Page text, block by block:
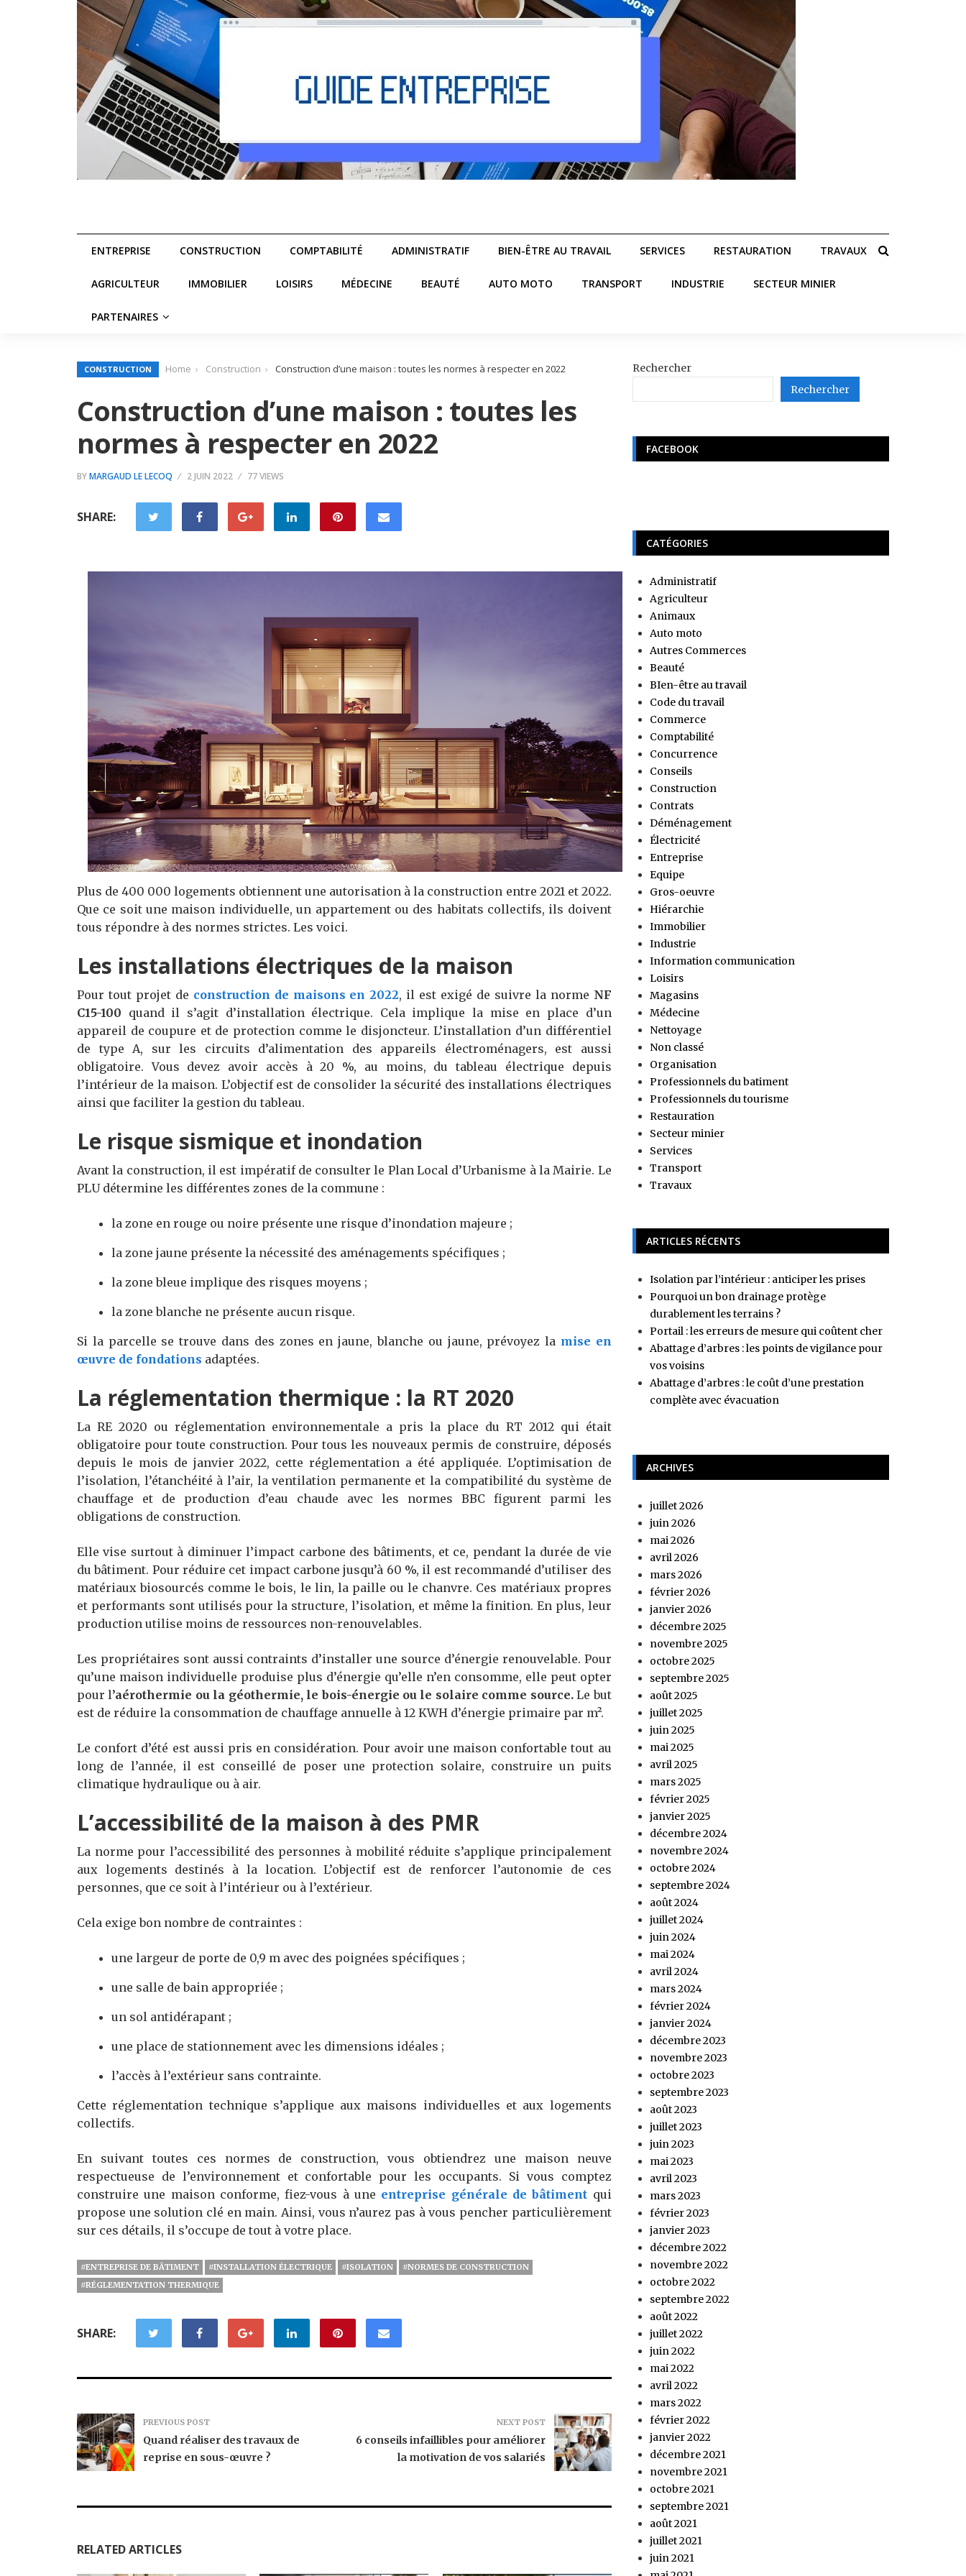
ENTREPRISE CONSTRUCTION COMPTABILITÉ ADMINISTRATIF BIEN-ÊTRE AU TRAVAIL SERVICES RESTAURATION TRAVAUX
AGRICULTEUR IMMOBILIER LOISIRS MÉDECINE BEAUTÉ AUTO MOTO TRANSPORT INDUSTRIE SECTEUR MINIER
PARTENAIRES
CONSTRUCTION Home Construction Construction d’une maison : toutes les normes à respecter en 2022
Construction d’une maison : toutes les
normes à respecter en 2022
BYMARGAUD LE LECOQ 2 JUIN 2022 77 VIEWS
SHARE:
Plus de 400 000 logements obtiennent une autorisation à la construction entre 2021 et 2022.
Que ce soit une maison individuelle, un appartement ou des habitats collectifs, ils doivent
tous répondre à des normes strictes. Les voici.
Les installations électriques de la maison
Pour tout projet de construction de maisons en 2022, il est exigé de suivre la norme NF
C15-100 quand il s’agit d’installation électrique. Cela implique la mise en place d’un
appareil de coupure et de protection comme le disjoncteur. L’installation d’un différentiel
de type A, sur les circuits d’alimentation des appareils électroménagers, est aussi
obligatoire. Vous devez avoir accès à 20 %, au moins, du tableau électrique depuis
l’intérieur de la maison. L’objectif est de consolider la sécurité des installations électriques
ainsi que faciliter la gestion du tableau.
Le risque sismique et inondation
Avant la construction, il est impératif de consulter le Plan Local d’Urbanisme à la Mairie. Le
PLU détermine les différentes zones de la commune :
la zone en rouge ou noire présente une risque d’inondation majeure ;
la zone jaune présente la nécessité des aménagements spécifiques ;
la zone bleue implique des risques moyens ;
la zone blanche ne présente aucun risque.
Si la parcelle se trouve dans des zones en jaune, blanche ou jaune, prévoyez la mise en
œuvre de fondations adaptées.
La réglementation thermique : la RT 2020
La RE 2020 ou réglementation environnementale a pris la place du RT 2012 qui était
obligatoire pour toute construction. Pour tous les nouveaux permis de construire, déposés
depuis le mois de janvier 2022, cette réglementation a été appliquée. L’optimisation de
l’isolation, l’étanchéité à l’air, la ventilation permanente et la compatibilité du système de
chauffage et de production d’eau chaude avec les normes BBC figurent parmi les
obligations de construction.
Elle vise surtout à diminuer l’impact carbone des bâtiments, et ce, pendant la durée de vie
du bâtiment. Pour réduire cet impact carbone jusqu’à 60 %, il est recommandé d’utiliser des
matériaux biosourcés comme le bois, le lin, la paille ou le chanvre. Ces matériaux propres
et performants sont utilisés pour la structure, l’isolation, et même la finition. En plus, leur
production utilise moins de ressources non-renouvelables.
Les propriétaires sont aussi contraints d’installer une source d’énergie renouvelable. Pour
qu’une maison individuelle produise plus d’énergie qu’elle n’en consomme, elle peut opter
pour l’aérothermie ou la géothermie, le bois-énergie ou le solaire comme source.Le but
est de réduire la consommation de chauffage annuelle à 12 KWH d’énergie primaire par m².
Le confort d’été est aussi pris en considération. Pour avoir une maison confortable tout au
long de l’année, il est conseillé de poser une protection solaire, construire un puits
climatique hydraulique ou à air.
L’accessibilité de la maison à des PMR
La norme pour l’accessibilité des personnes à mobilité réduite s’applique principalement
aux logements destinés à la location. L’objectif est de renforcer l’autonomie de ces
personnes, que ce soit à l’intérieur ou à l’extérieur.
Cela exige bon nombre de contraintes :
une largeur de porte de 0,9 m avec des poignées spécifiques ;
une salle de bain appropriée ;
un sol antidérapant ;
une place de stationnement avec les dimensions idéales ;
l’accès à l’extérieur sans contrainte.
Cette réglementation technique s’applique aux maisons individuelles et aux logements
collectifs.
En suivant toutes ces normes de construction, vous obtiendrez une maison neuve
respectueuse de l’environnement et confortable pour les occupants. Si vous comptez
construire une maison conforme, fiez-vous à une entreprise générale de bâtiment qui
propose une solution clé en main. Ainsi, vous n’aurez pas à vous pencher particulièrement
sur ces détails, il s’occupe de tout à votre place.
#ENTREPRISE DE BÂTIMENT #INSTALLATION ÉLECTRIQUE #ISOLATION
#NORMES DE CONSTRUCTION
#RÉGLEMENTATION THERMIQUE
SHARE:
PREVIOUS POST
Quand réaliser des travaux de
reprise en sous-œuvre ?
NEXT POST
6 conseils infaillibles pour améliorer
la motivation de vos salariés
RELATED ARTICLES
Rechercher
Rechercher
FACEBOOK
CATÉGORIES
Administratif
Agriculteur
Animaux
Auto moto
Autres Commerces
Beauté
BIen-être au travail
Code du travail
Commerce
Comptabilité
Concurrence
Conseils
Construction
Contrats
Déménagement
Électricité
Entreprise
Equipe
Gros-oeuvre
Hiérarchie
Immobilier
Industrie
Information communication
Loisirs
Magasins
Médecine
Nettoyage
Non classé
Organisation
Professionnels du batiment
Professionnels du tourisme
Restauration
Secteur minier
Services
Transport
Travaux
ARTICLES RÉCENTS
Isolation par l’intérieur : anticiper les prises
Pourquoi un bon drainage protège
durablement les terrains ?
Portail : les erreurs de mesure qui coûtent cher
Abattage d’arbres : les points de vigilance pour
vos voisins
Abattage d’arbres : le coût d’une prestation
complète avec évacuation
ARCHIVES
juillet 2026
juin 2026
mai 2026
avril 2026
mars 2026
février 2026
janvier 2026
décembre 2025
novembre 2025
octobre 2025
septembre 2025
août 2025
juillet 2025
juin 2025
mai 2025
avril 2025
mars 2025
février 2025
janvier 2025
décembre 2024
novembre 2024
octobre 2024
septembre 2024
août 2024
juillet 2024
juin 2024
mai 2024
avril 2024
mars 2024
février 2024
janvier 2024
décembre 2023
novembre 2023
octobre 2023
septembre 2023
août 2023
juillet 2023
juin 2023
mai 2023
avril 2023
mars 2023
février 2023
janvier 2023
décembre 2022
novembre 2022
octobre 2022
septembre 2022
août 2022
juillet 2022
juin 2022
mai 2022
avril 2022
mars 2022
février 2022
janvier 2022
décembre 2021
novembre 2021
octobre 2021
septembre 2021
août 2021
juillet 2021
juin 2021